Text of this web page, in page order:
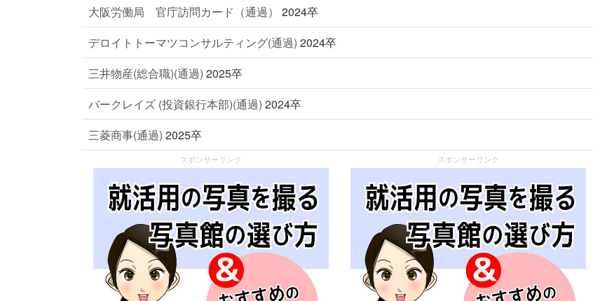
大阪労働局 官庁訪問カード（通過）
2024卒
デロイトトーマツコンサルティング(通過) 2024卒
三井物産(総合職)(通過) 2025卒
バークレイズ (投資銀行本部)(通過) 2024卒
三菱商事(通過) 2025卒
スポンサーリンク スポンサーリンク